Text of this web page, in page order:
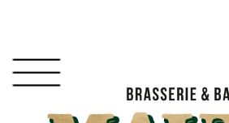
hoofdnavigatie
hoofd
inhoud
Mauve